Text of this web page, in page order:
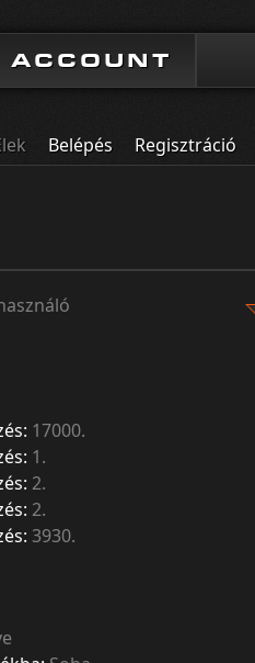
ACCOUNT
Belépés Regisztráció
17000.
1.
2.
2.
3930.